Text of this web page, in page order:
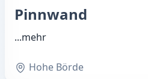
Pinnwand
...mehr
Hohe Börde